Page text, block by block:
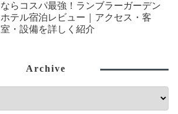
ならコスパ最強！ランブラーガーデン
ホテル宿泊レビュー｜アクセス・客
室・設備を詳しく紹介
Archive